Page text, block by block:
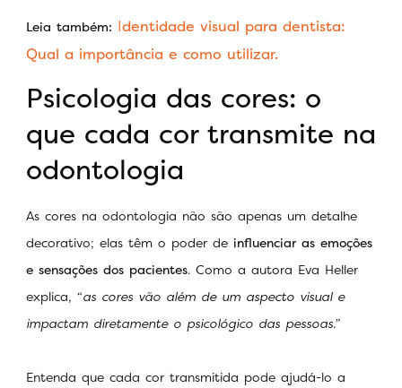
Leia também: Identidade visual para dentista:
Qual a importância e como utilizar.
Psicologia das cores: o
que cada cor transmite na
odontologia
As cores na odontologia não são apenas um detalhe
decorativo; elas têm o poder de influenciar as emoções
e sensações dos pacientes. Como a autora Eva Heller
explica, “as cores vão além de um aspecto visual e
impactam diretamente o psicológico das pessoas.”
Entenda que cada cor transmitida pode ajudá-lo a